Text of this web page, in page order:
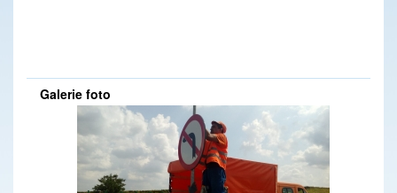
DRDP Constanta - Drumarii Secției de Drumuri Naționale Călărași au executat lucrări de igienizare zonă drum pe drumul național DN 3A, km 1-26 si pe DN 3 km 70-86 - 30.03.2020
DRDP Constanta - S.D.N. Brăila lucrează la demontarea plaselor parazăpezi de pe drumul național DN 21, km 54,loc.Bărăganu (BR) - 30.03.2020
DRDP Constanta - NOI CURĂȚĂM ! TU PĂSTREAZĂ! Igienizare manuală a zonei drumului și spațiilor de parcare de pe drumurile naționale DN2A, km 16-66 și DN 21 km 60-81-lucrări executate de S.D.N. Slobozia - 06.03.2020
DRDP Constanta - Revizie panouri parazăpezi efectuată pe drumul național DN 22A, km 3+300, dreapta, de către S.D.N. Tulcea - 18.02.2020
DRDP Constanta - Diverse activități desfășurate de către S.D.N. Brăila - 17.02.2020
Galerie foto